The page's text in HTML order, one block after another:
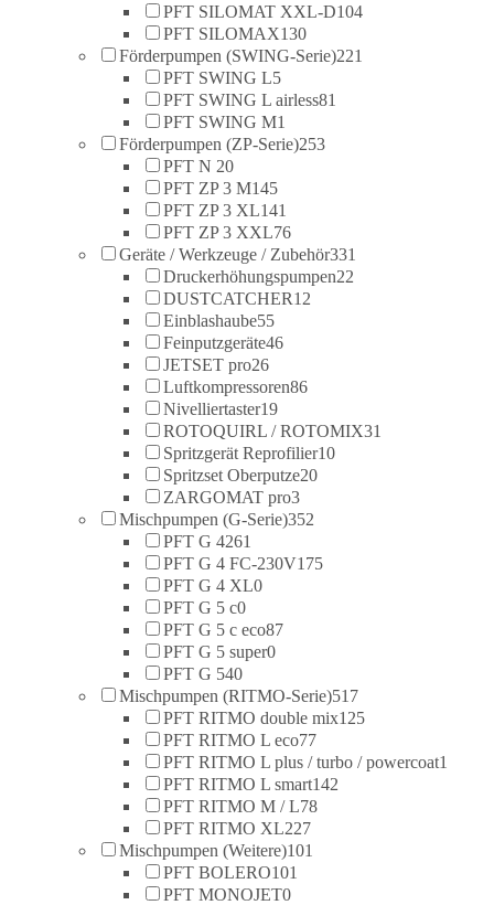
PFT SILOMAT XXL-D104
PFT SILOMAX130
Förderpumpen (SWING-Serie)221
PFT SWING L5
PFT SWING L airless81
PFT SWING M1
Förderpumpen (ZP-Serie)253
PFT N 20
PFT ZP 3 M145
PFT ZP 3 XL141
PFT ZP 3 XXL76
Geräte / Werkzeuge / Zubehör331
Druckerhöhungspumpen22
DUSTCATCHER12
Einblashaube55
Feinputzgeräte46
JETSET pro26
Luftkompressoren86
Nivelliertaster19
ROTOQUIRL / ROTOMIX31
Spritzgerät Reprofilier10
Spritzset Oberputze20
ZARGOMAT pro3
Mischpumpen (G-Serie)352
PFT G 4261
PFT G 4 FC-230V175
PFT G 4 XL0
PFT G 5 c0
PFT G 5 c eco87
PFT G 5 super0
PFT G 540
Mischpumpen (RITMO-Serie)517
PFT RITMO double mix125
PFT RITMO L eco77
PFT RITMO L plus / turbo / powercoat1
PFT RITMO L smart142
PFT RITMO M / L78
PFT RITMO XL227
Mischpumpen (Weitere)101
PFT BOLERO101
PFT MONOJET0